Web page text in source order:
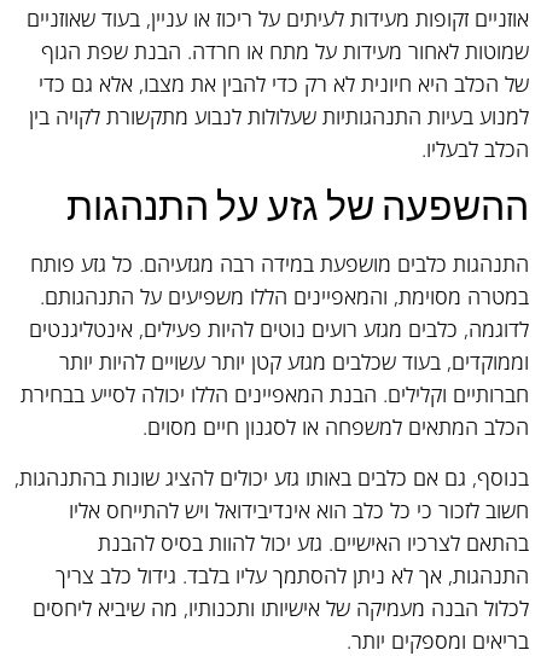
אוזניים זקופות מעידות לעיתים על ריכוז או עניין, בעוד שאוזניים
שמוטות לאחור מעידות על מתח או חרדה. הבנת שפת הגוף
של הכלב היא חיונית לא רק כדי להבין את מצבו, אלא גם כדי
למנוע בעיות התנהגותיות שעלולות לנבוע מתקשורת לקויה בין
הכלב לבעליו.
ההשפעה של גזע על התנהגות
התנהגות כלבים מושפעת במידה רבה מגזעיהם. כל גזע פותח
במטרה מסוימת, והמאפיינים הללו משפיעים על התנהגותם.
לדוגמה, כלבים מגזע רועים נוטים להיות פעילים, אינטליגנטים
וממוקדים, בעוד שכלבים מגזע קטן יותר עשויים להיות יותר
חברותיים וקלילים. הבנת המאפיינים הללו יכולה לסייע בבחירת
הכלב המתאים למשפחה או לסגנון חיים מסוים.
בנוסף, גם אם כלבים באותו גזע יכולים להציג שונות בהתנהגות,
חשוב לזכור כי כל כלב הוא אינדיבידואל ויש להתייחס אליו
בהתאם לצרכיו האישיים. גזע יכול להוות בסיס להבנת
התנהגות, אך לא ניתן להסתמך עליו בלבד. גידול כלב צריך
לכלול הבנה מעמיקה של אישיותו ותכנותיו, מה שיביא ליחסים
בריאים ומספקים יותר.